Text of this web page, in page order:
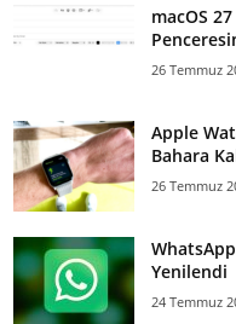
macOS
26 Temmuz
Apple
Bahara
26 Temmuz
Yenilendi
24 Temmuz